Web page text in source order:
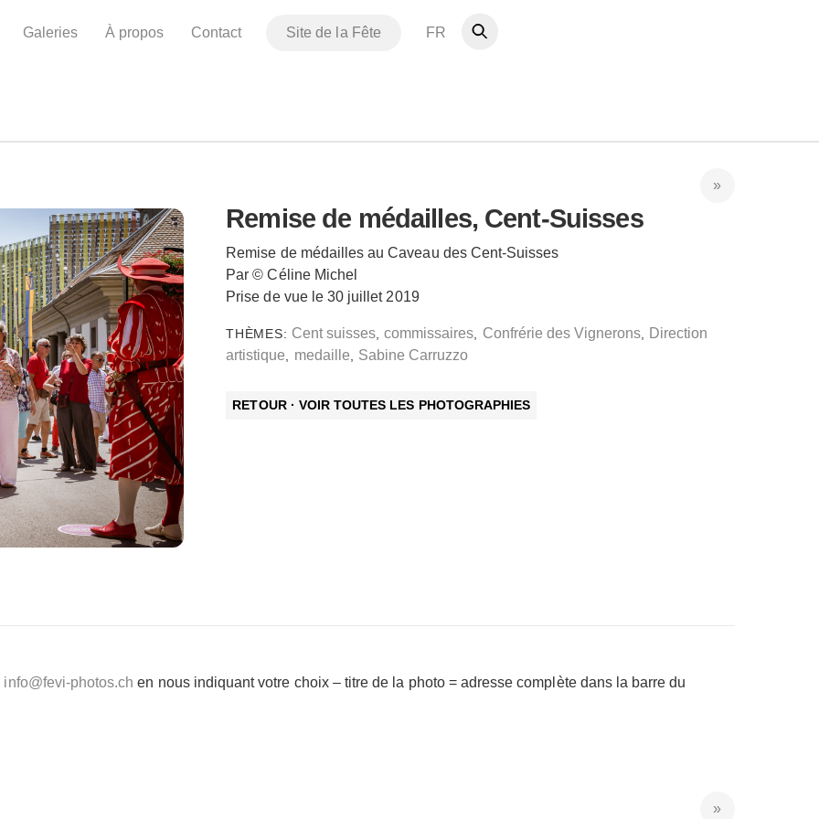
Galeries À propos Contact Site de la Fête FR
Remise de médailles, Cent-Suisses
Remise de médailles au Caveau des Cent-Suisses
Par © Céline Michel
Prise de vue le 30 juillet 2019
THÈMES: Cent suisses,commissaires, Confrérie des Vignerons, Direction
artistique, medaille, Sabine Carruzzo
RETOUR · VOIR TOUTES LES PHOTOGRAPHIES
info@fevi-photos.ch en nous indiquant votre choix – titre de la photo = adresse complète dans la barre du